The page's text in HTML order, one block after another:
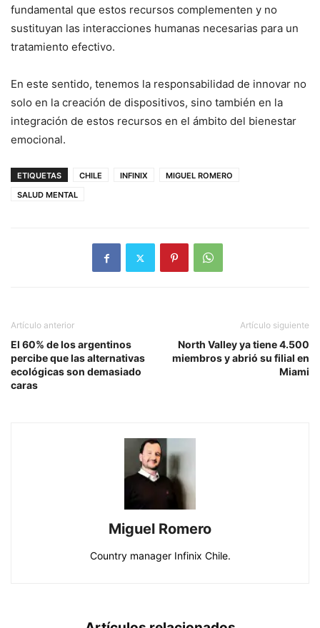
fundamental que estos recursos complementen y no
sustituyan las interacciones humanas necesarias para un
tratamiento efectivo.
En este sentido, tenemos la responsabilidad de innovar no
solo en la creación de dispositivos, sino también en la
integración de estos recursos en el ámbito del bienestar
emocional.
ETIQUETAS CHILE INFINIX
MIGUEL ROMERO
SALUD MENTAL
Artículo anterior
El 60% de los argentinos
percibe que las alternativas
ecológicas son demasiado
caras
Artículo siguiente
North Valley ya tiene 4.500
miembros y abrió su filial en
Miami
Miguel Romero
Country manager Infinix Chile.